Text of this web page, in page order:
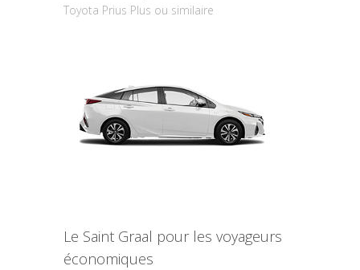
Toyota Prius Plus ou similaire
Le Saint Graal pour les voyageurs
économiques